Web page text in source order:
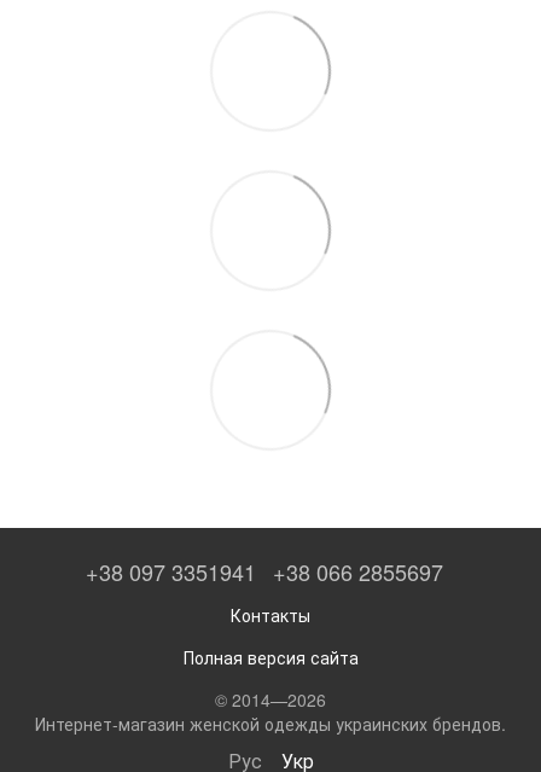
+38 097 3351941 +38 066 2855697
Контакты
Полная версия сайта
© 2014—2026
Интернет-магазин женской одежды украинских брендов.
Рус Укр